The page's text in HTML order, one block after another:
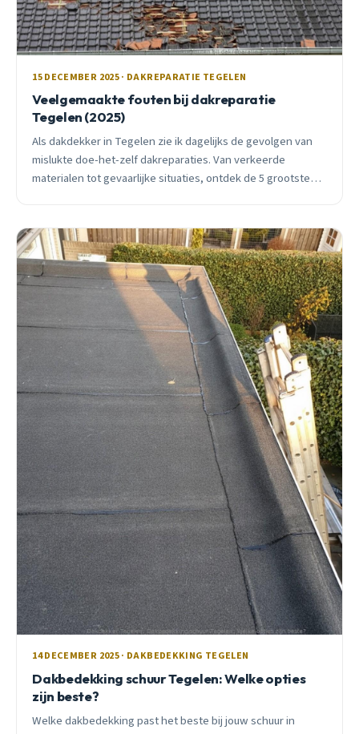
15 DECEMBER 2025 · DAKREPARATIE TEGELEN
Veelgemaakte fouten bij dakreparatie
Tegelen (2025)
Als dakdekker in Tegelen zie ik dagelijks de gevolgen van
mislukte doe-het-zelf dakreparaties. Van verkeerde
materialen tot gevaarlijke situaties, ontdek de 5 grootste
14 DECEMBER 2025 · DAKBEDEKKING TEGELEN
Dakbedekking schuur Tegelen: Welke opties
zijn beste?
Welke dakbedekking past het beste bij jouw schuur in